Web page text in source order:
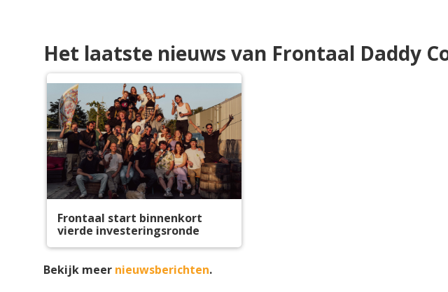
Het laatste nieuws van Frontaal Daddy
Frontaal start binnenkort
vierde investeringsronde
Bekijk meer nieuwsberichten.